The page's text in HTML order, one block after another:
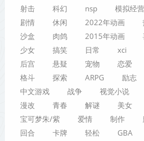
射击
科幻 nsp 模拟经营
剧情
休闲 2022年动画
沙盒
肉鸽 2015年动画
少女
搞笑 日常 xci
后宫
悬疑 宠物 恋爱
格斗
探索 ARPG 励志
中文游戏
战争 视觉小说
漫改
青春 解谜 美女
宝可梦朱/紫
爱情 制作
回合
卡牌 轻松 GBA